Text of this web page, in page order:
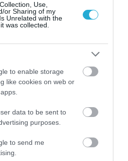
Use,
or Sharing of my
Unrelated with the
was collected.
to enable storage
like cookies on web or
data to be sent to
purposes.
to send me
στα εμβόλια
πεθαίνουν
από COVID-19